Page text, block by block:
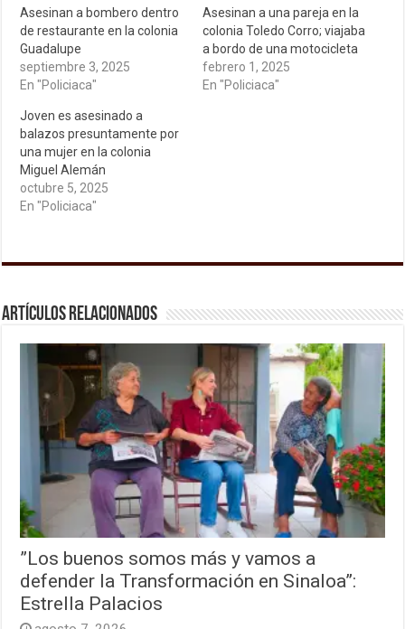
Asesinan a bombero dentro
de restaurante en la colonia
Guadalupe
septiembre 3, 2025
En "Policiaca"
Asesinan a una pareja en la
colonia Toledo Corro; viajaba
a bordo de una motocicleta
febrero 1, 2025
En "Policiaca"
Joven es asesinado a
balazos presuntamente por
una mujer en la colonia
Miguel Alemán
octubre 5, 2025
En "Policiaca"
Artículos relacionados
”Los buenos somos más y vamos a
defender la Transformación en Sinaloa”:
Estrella Palacios